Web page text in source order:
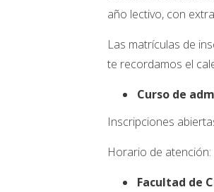
año lectivo, con
Las matrículas de
te recordamos el
Curso de
Inscripciones
Horario de atención:
Facultad de